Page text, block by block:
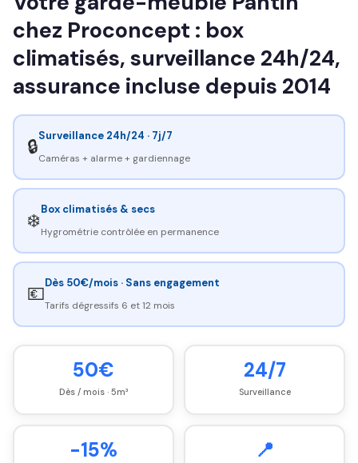
chez Proconcept : box
climatisés, surveillance 24h/24,
assurance incluse depuis 2014
🔒Surveillance 24h/24 · 7j/7
Caméras + alarme + gardiennage
❄️Box climatisés & secs
Hygrométrie contrôlée en permanence
💶Dès 50€/mois · Sans engagement
Tarifs dégressifs 6 et 12 mois
50€
Dès / mois · 5m³
24/7
Surveillance
-15% 📍